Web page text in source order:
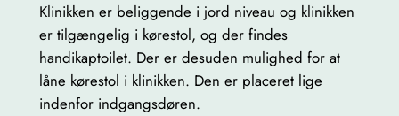
Klinikken er beliggende i jord niveau og klinikken
er tilgængelig i kørestol, og der findes
handikaptoilet. Der er desuden mulighed for at
låne kørestol i klinikken. Den er placeret lige
indenfor indgangsdøren.